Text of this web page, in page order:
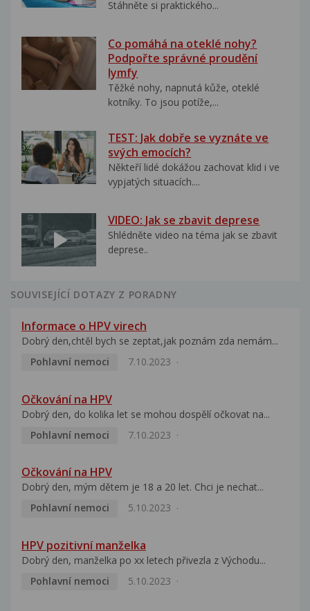
Stáhněte si praktického...
Co pomáhá na oteklé nohy?
Podpořte správné proudění
lymfy
Těžké nohy, napnutá kůže, oteklé
kotníky. To jsou potíže,...
TEST: Jak dobře se vyznáte ve
svých emocích?
Někteří lidé dokážou zachovat klid i ve
vypjatých situacích....
VIDEO: Jak se zbavit deprese
Shlédněte video na téma jak se zbavit
deprese..
SOUVISEJÍCÍ DOTAZY Z PORADNY
Informace o HPV virech
Dobrý den,chtěl bych se zeptat,jak poznám zda nemám...
Pohlavní nemoci
7.10.2023
Očkování na HPV
Dobrý den, do kolika let se mohou dospělí očkovat na...
Pohlavní nemoci
7.10.2023
Očkování na HPV
Dobrý den, mým dětem je 18 a 20 let. Chci je nechat...
Pohlavní nemoci
5.10.2023
HPV pozitivní manželka
Dobrý den, manželka po xx letech přivezla z Východu...
Pohlavní nemoci
5.10.2023